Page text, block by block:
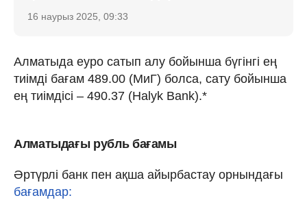
16 наурыз 2025, 09:33
Алматыда еуро сатып алу бойынша бүгінгі ең
тиімді бағам 489.00 (МиГ) болса, сату бойынша
ең тиімдісі – 490.37 (Halyk Bank).*
Алматыдағы рубль бағамы
Әртүрлі банк пен ақша айырбастау орнындағы
бағамдар: